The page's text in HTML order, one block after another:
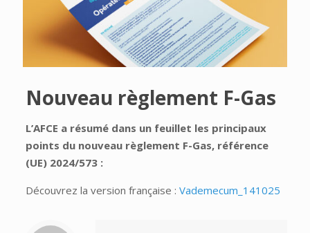
Nouveau règlement F-Gas
L’AFCE a résumé dans un feuillet les principaux
points du nouveau règlement F-Gas, référence
(UE) 2024/573 :
Découvrez la version française : Vademecum_141025